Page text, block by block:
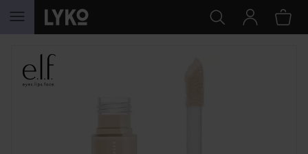
SIIRTYÄ JHK SISÄLTÖÖN
OHITA OSIO